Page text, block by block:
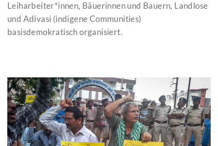
Leiharbeiter*innen, Bäuerinnen und Bauern, Landlose
und Adivasi (indigene Communities)
basisdemokratisch organisiert.